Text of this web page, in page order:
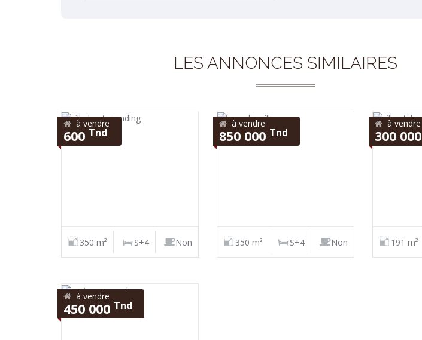
LES ANNONCES SIMILAIRES
à vendre
600 Tnd
350 m² S+4 Non
à vendre
850 000 Tnd
350 m² S+4 Non
à vendre
300 000
191 m²
à vendre
450 000 Tnd